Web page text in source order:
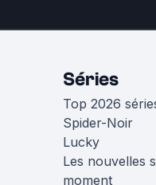
Séries
Top 2026
Spider-Noir
Lucky
Les nouvelles
moment